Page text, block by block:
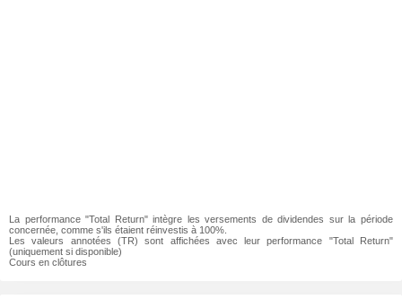
La performance "Total Return" intègre les versements de dividendes sur la période
concernée, comme s'ils étaient réinvestis à 100%.
Les valeurs annotées (TR) sont affichées avec leur performance "Total Return"
(uniquement si disponible)
Cours en clôtures